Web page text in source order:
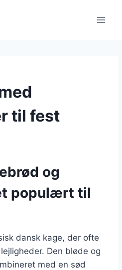
til fest
og
populært til
dansk kage, der ofte
Den bløde og
med en sød